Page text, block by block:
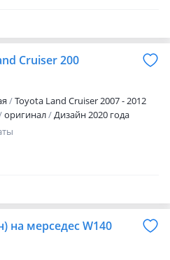
Cruiser 200
Toyota Land Cruiser 2007 - 2012
оригинал
Дизайн 2020 года
на мерседес W140